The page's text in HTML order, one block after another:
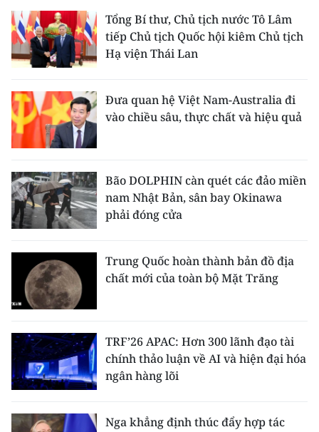
Tổng Bí thư, Chủ tịch nước Tô Lâm
tiếp Chủ tịch Quốc hội kiêm Chủ tịch
Hạ viện Thái Lan
Đưa quan hệ Việt Nam-Australia đi
vào chiều sâu, thực chất và hiệu quả
Bão DOLPHIN càn quét các đảo miền
nam Nhật Bản, sân bay Okinawa
phải đóng cửa
Trung Quốc hoàn thành bản đồ địa
chất mới của toàn bộ Mặt Trăng
TRF’26 APAC: Hơn 300 lãnh đạo tài
chính thảo luận về AI và hiện đại hóa
ngân hàng lõi
Nga khẳng định thúc đẩy hợp tác